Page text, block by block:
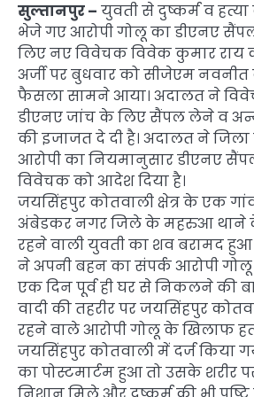
सुल्तानपुर – युवती से दुष्कर्म व
भेजे गए आरोपी गोलू का डीएनए
लिए नए विवेचक विवेक कुमार राय
अर्जी पर बुधवार को सीजेएम
फैसला सामने आया। अदालत ने
डीएनए जांच के लिए सैंपल लेने व अन्य
की इजाजत दे दी है। अदालत ने जिला
आरोपी का नियमानुसार डीएनए
विवेचक को आदेश दिया है।
जयसिंहपुर कोतवाली क्षेत्र के एक
अंबेडकर नगर जिले के महरुआ थाने
रहने वाली युवती का शव बरामद
ने अपनी बहन का संपर्क आरोपी गोलू
एक दिन पूर्व ही घर से निकलने की
वादी की तहरीर पर जयसिंहपुर
रहने वाले आरोपी गोलू के खिलाफ
जयसिंहपुर कोतवाली में दर्ज किया
का पोस्टमार्टम हुआ तो उसके शरीर